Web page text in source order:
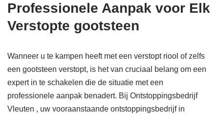
Professionele Aanpak voor Elk
Verstopte gootsteen
Wanneer u te kampen heeft met een verstopt riool of zelfs
een gootsteen verstopt, is het van cruciaal belang om een
expert in te schakelen die de situatie met een
professionele aanpak benadert. Bij Ontstoppingsbedrijf
Vleuten , uw vooraanstaande ontstoppingsbedrijf in